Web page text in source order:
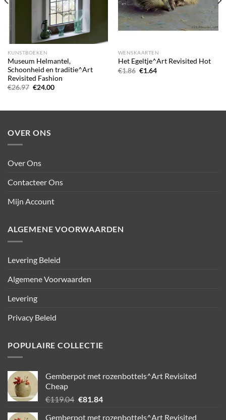
KUNSTBOEKEN
Museum Helmantel,
Schoonheid en traditie^Art
Revisited Fashion
€26.97 Oorspronkelijke
€24.00Huidige
WENSKAARTEN
Het Egeltje^Art Revisited Hot
€1.86 Oorspronkelijke
€1.64Huidige
OVER ONS
Over Ons
Contacteer Ons
Mijn Account
ALGEMENE VOORWAARDEN
Levering Beleid
Algemene Voorwaarden
Levering
Privacy Beleid
POPULAIRE COLLECTIE
Gemberpot met rozenbottels^Art Revisited
Cheap
€119.04 Oorspronkelijke
€81.84Huidige
Gemberpot met rozenbottels^Art Revisited